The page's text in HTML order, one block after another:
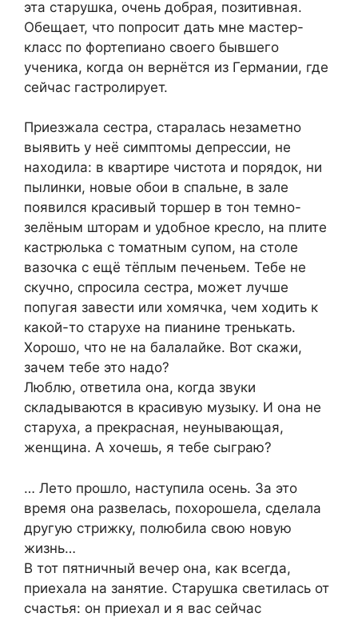
эта старушка, очень добрая, позитивная.
Обещает, что попросит дать мне мастер-
класс по фортепиано своего бывшего
ученика, когда он вернётся из Германии, где
сейчас гастролирует.
Приезжала сестра, старалась незаметно
выявить у неё симптомы депрессии, не
находила: в квартире чистота и порядок, ни
пылинки, новые обои в спальне, в зале
появился красивый торшер в тон темно-
зелёным шторам и удобное кресло, на плите
кастрюлька с томатным супом, на столе
вазочка с ещё тёплым печеньем. Тебе не
скучно, спросила сестра, может лучше
попугая завести или хомячка, чем ходить к
какой-то старухе на пианине тренькать.
Хорошо, что не на балалайке. Вот скажи,
зачем тебе это надо?
Люблю, ответила она, когда звуки
складываются в красивую музыку. И она не
старуха, а прекрасная, неунывающая,
женщина. А хочешь, я тебе сыграю?
… Лето прошло, наступила осень. За это
время она развелась, похорошела, сделала
другую стрижку, полюбила свою новую
жизнь…
В тот пятничный вечер она, как всегда,
приехала на занятие. Старушка светилась от
счастья: он приехал и я вас сейчас